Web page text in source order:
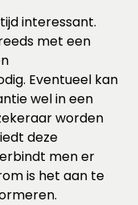
interessant.
met een
Eventueel kan
wel in een
worden
deze
men er
is het aan te